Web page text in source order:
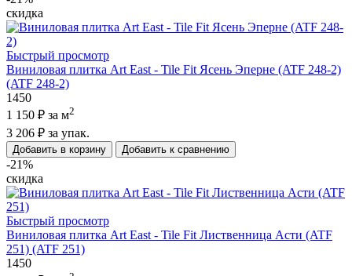
скидка
Быстрый просмотр
Виниловая плитка Art East - Tile Fit Ясень Эперне (ATF 248-2)
(ATF 248-2)
1450
1 150 ₽ за м2
3 206 ₽ за упак.
Добавить в корзину Добавить к сравнению
-21%
скидка
Быстрый просмотр
Виниловая плитка Art East - Tile Fit Лиственница Асти (ATF
251) (ATF 251)
1450